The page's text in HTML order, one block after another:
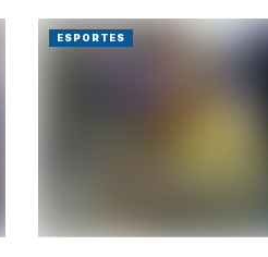
ESPORTES